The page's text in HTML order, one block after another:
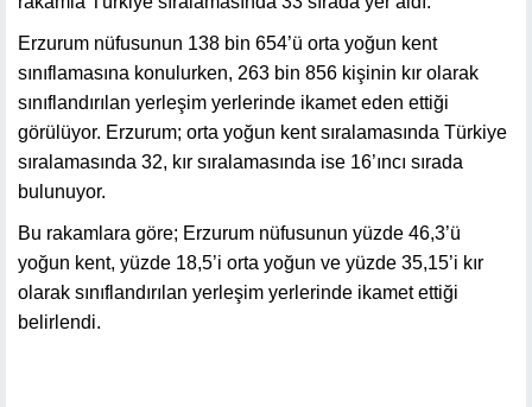
Erzurum nüfusunun 138 bin 654’ü orta yoğun kent
sınıflamasına konulurken, 263 bin 856 kişinin kır olarak
sınıflandırılan yerleşim yerlerinde ikamet eden ettiği
görülüyor. Erzurum; orta yoğun kent sıralamasında Türkiye
sıralamasında 32, kır sıralamasında ise 16’ıncı sırada
bulunuyor.
Bu rakamlara göre; Erzurum nüfusunun yüzde 46,3’ü
yoğun kent, yüzde 18,5’i orta yoğun ve yüzde 35,15’i kır
olarak sınıflandırılan yerleşim yerlerinde ikamet ettiği
belirlendi.